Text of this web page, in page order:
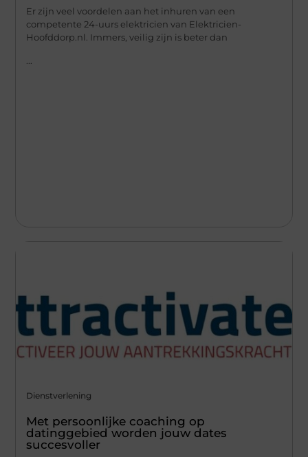
Er zijn veel voordelen aan het inhuren van een
competente 24-uurs elektricien van Elektricien-
Hoofddorp.nl. Immers, veilig zijn is beter dan
Dienstverlening
Met persoonlijke coaching op
datinggebied worden jouw dates
succesvoller